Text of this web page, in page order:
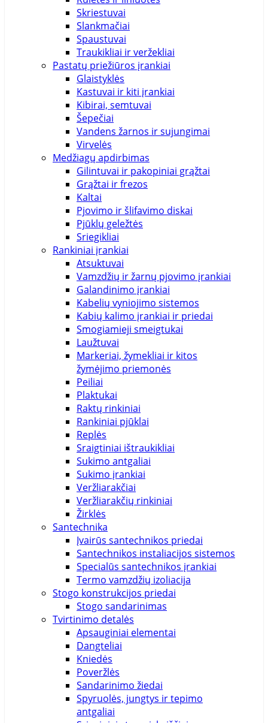
Skriestuvai
Slankmačiai
Spaustuvai
Traukikliai ir veržekliai
Pastatų priežiūros įrankiai
Glaistyklės
Kastuvai ir kiti įrankiai
Kibirai, semtuvai
Šepečiai
Vandens žarnos ir sujungimai
Virvelės
Medžiagų apdirbimas
Gilintuvai ir pakopiniai grąžtai
Grąžtai ir frezos
Kaltai
Pjovimo ir šlifavimo diskai
Pjūklų geležtės
Sriegikliai
Rankiniai įrankiai
Atsuktuvai
Vamzdžių ir žarnų pjovimo įrankiai
Galandinimo įrankiai
Kabelių vyniojimo sistemos
Kabių kalimo įrankiai ir priedai
Smogiamieji smeigtukai
Laužtuvai
Markeriai, žymekliai ir kitos
žymėjimo priemonės
Peiliai
Plaktukai
Raktų rinkiniai
Rankiniai pjūklai
Replės
Sraigtiniai ištraukikliai
Sukimo antgaliai
Sukimo įrankiai
Veržliarakčiai
Veržliarakčių rinkiniai
Žirklės
Santechnika
Įvairūs santechnikos priedai
Santechnikos instaliacijos sistemos
Specialūs santechnikos įrankiai
Termo vamzdžių izoliacija
Stogo konstrukcijos priedai
Stogo sandarinimas
Tvirtinimo detalės
Apsauginiai elementai
Dangteliai
Kniedės
Poveržlės
Sandarinimo žiedai
Spyruolės, jungtys ir tepimo
antgaliai